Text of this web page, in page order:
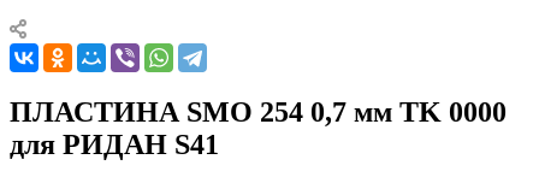
ПЛАСТИНА SMO 254 0,7 мм TK 0000
для РИДАН S41